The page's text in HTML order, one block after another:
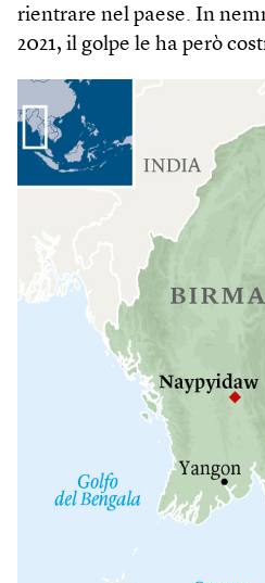
rientrare nel paese. In
2021, il golpe le ha però